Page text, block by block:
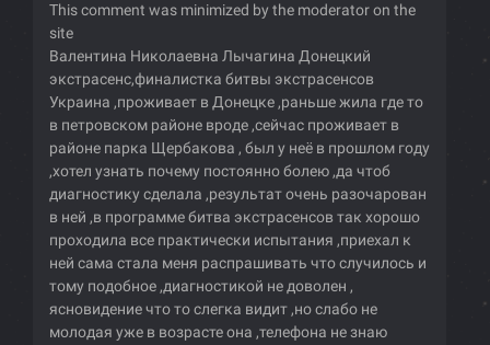
This comment was minimized by the moderator on the
site
Валентина Николаевна Лычагина Донецкий
экстрасенс,финалистка битвы экстрасенсов
Украина ,проживает в Донецке ,раньше жила где то
в петровском районе вроде ,сейчас проживает в
районе парка Щербакова , был у неё в прошлом году
,хотел узнать почему постоянно болею ,да чтоб
диагностику сделала ,результат очень разочарован
в ней ,в программе битва экстрасенсов так хорошо
проходила все практически испытания ,приехал к
ней сама стала меня распрашивать что случилось и
тому подобное ,диагностикой не доволен ,
ясновидение что то слегка видит ,но слабо не
молодая уже в возрасте она ,телефона не знаю